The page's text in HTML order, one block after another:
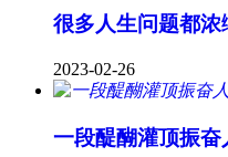
很多人生问题都
2023-02-26
一段醍醐灌顶振奋